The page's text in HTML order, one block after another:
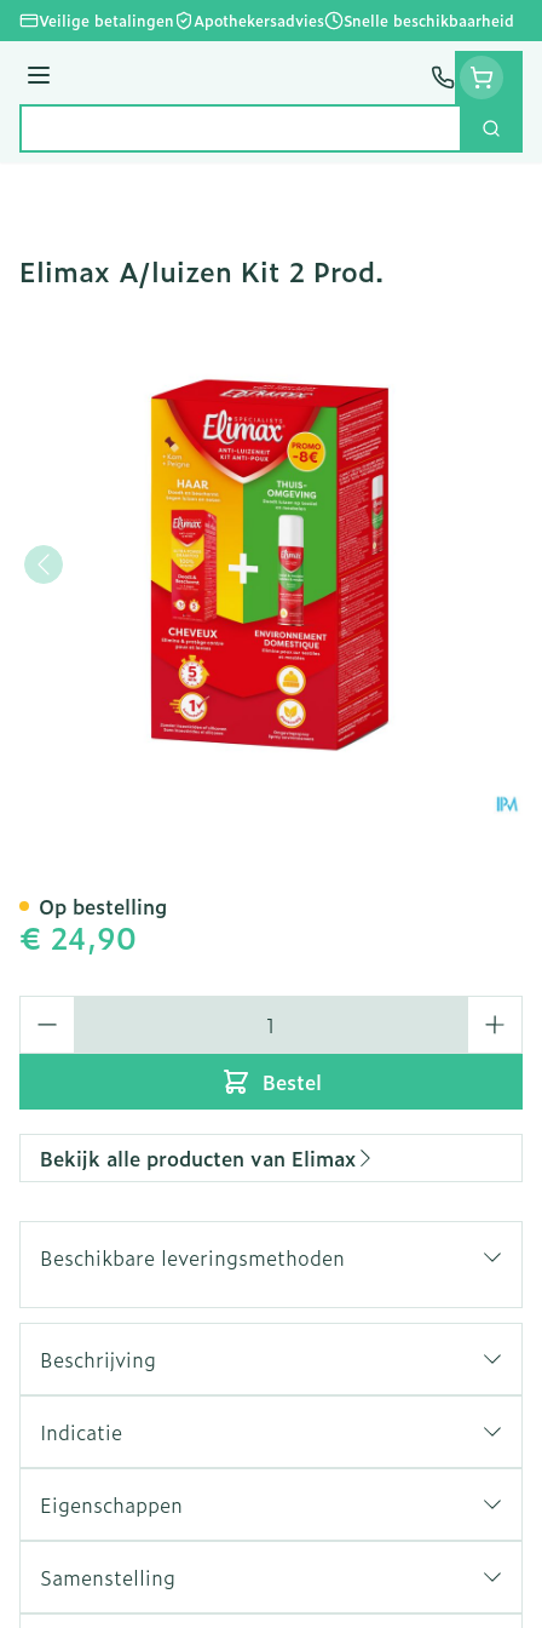
Ga naar de inhoud
Veilige betalingen Apothekersadvies Snelle beschikbaarheid
Menu
Zoek
Elimax A/luizen Kit 2 Prod.
€ 24,90
Bestel
Op bestelling
Bekijk alle producten van Elimax
Beschikbare leveringsmethoden
Beschrijving
Indicatie
Eigenschappen
Samenstelling